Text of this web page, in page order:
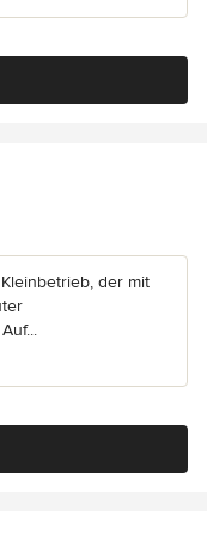
der mit